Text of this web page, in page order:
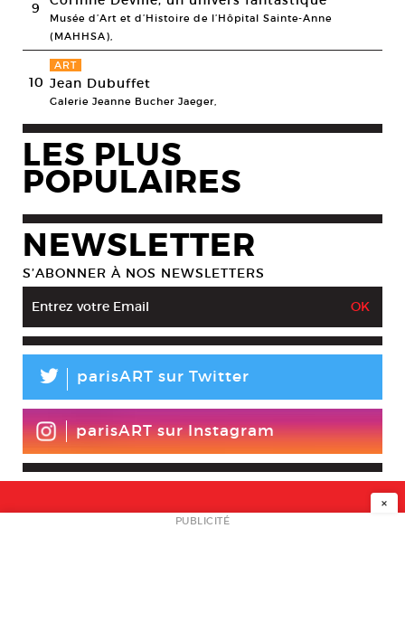
9
Musée d’Art et d’Histoire de l’Hôpital Sainte-Anne
(MAHHSA),
10
ART
Jean Dubuffet
Galerie Jeanne Bucher Jaeger,
LES PLUS
POPULAIRES
NEWSLETTER
S’ABONNER À NOS NEWSLETTERS
L parisART sur Twitter
parisART sur Instagram
NEWSLETTER
×
PUBLICITÉ